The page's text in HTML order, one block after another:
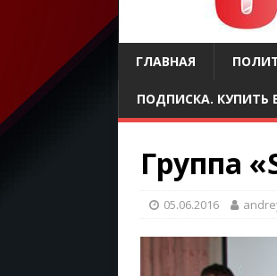
ГЛАВНАЯ
ПОДПИСКА. КУПИТЬ
Группа
05.06.2016